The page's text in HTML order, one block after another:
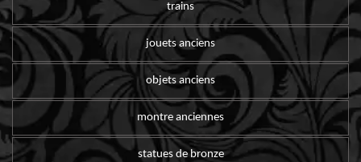
trains
jouets anciens
objets anciens
montre anciennes
statues de bronze